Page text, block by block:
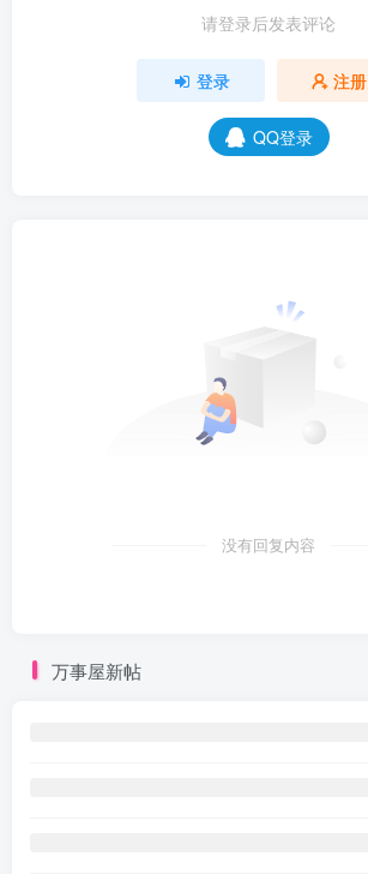
请登录后发表评论
登录 注册
QQ登录
没有回复内容
万事屋新帖